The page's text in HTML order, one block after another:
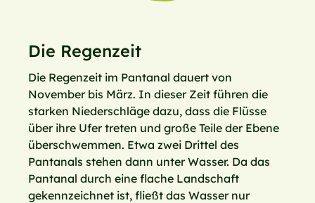
Die Regenzeit
Die Regenzeit im Pantanal dauert von
November bis März. In dieser Zeit führen die
starken Niederschläge dazu, dass die Flüsse
über ihre Ufer treten und große Teile der Ebene
überschwemmen. Etwa zwei Drittel des
Pantanals stehen dann unter Wasser. Da das
Pantanal durch eine flache Landschaft
gekennzeichnet ist, fließt das Wasser nur